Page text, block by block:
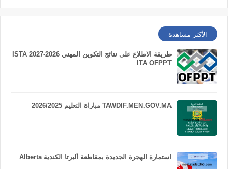
الأكثر مشاهدة
طريقة الاطلاع على نتائج التكوين المهني 2026-2027 ISTA
ITA OFPPT
TAWDIF.MEN.GOV.MA مباراة التعليم 2026/2025
استمارة الهجرة الجديدة بمقاطعة ألبرتا الكندية Alberta